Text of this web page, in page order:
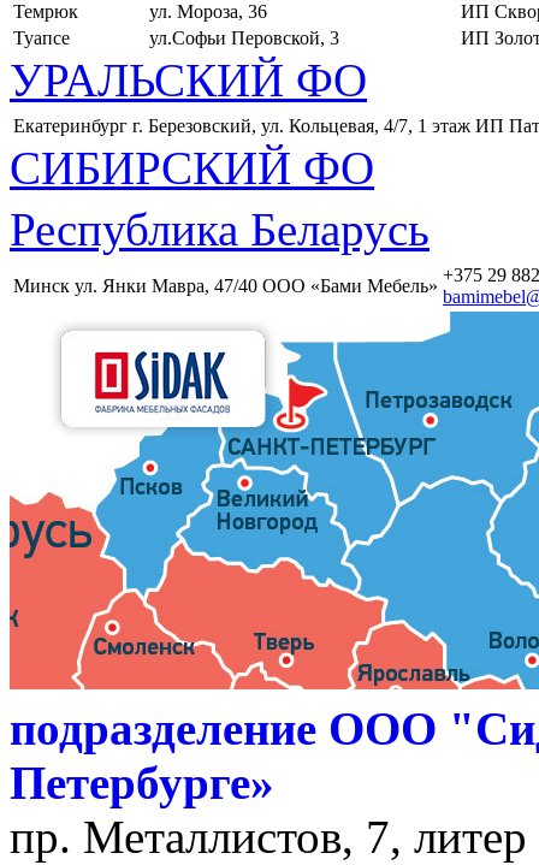
Темрюк
ул. Мороза, 36
ИП
Туапсе
ул.Софьи Перовской, 3 ИП
УРАЛЬСКИЙ ФО
Екатеринбург г. Березовский, ул. Кольцевая, 4/7, 1 этаж ИП
СИБИРСКИЙ ФО
Республика Беларусь
Минск ул. Янки Мавра, 47/40 ООО «Бами Мебель»
+375 29
подразделение ООО
Петербурге»
пр. Металлистов, 7,